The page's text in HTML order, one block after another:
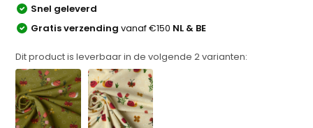
Snel geleverd
Gratis verzendingvanaf €150 NL & BE
Dit product is leverbaar in de volgende2varianten: